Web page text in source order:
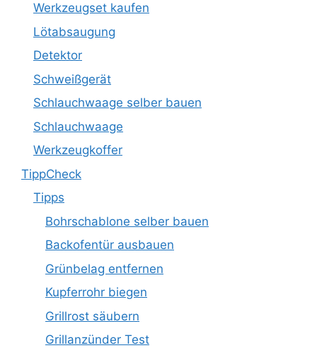
Werkzeugset kaufen
Lötabsaugung
Detektor
Schweißgerät
Schlauchwaage selber bauen
Schlauchwaage
Werkzeugkoffer
TippCheck
Tipps
Bohrschablone selber bauen
Backofentür ausbauen
Grünbelag entfernen
Kupferrohr biegen
Grillrost säubern
Grillanzünder Test